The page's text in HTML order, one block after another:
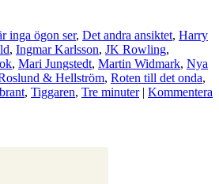
inga ögon ser, Det andra ansiktet, Harry
, Ingmar Karlsson, JK Rowling,
, Mari Jungstedt, Martin Widmark, Nya
& Hellström, Roten till det onda,
, Tiggaren, Tre minuter | Kommentera